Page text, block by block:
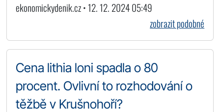
ekonomickydenik.cz • 12. 12. 2024 05:49
zobrazit podobné
Cena lithia loni spadla o 80
procent. Ovlivní to rozhodování o
těžbě v Krušnohoří?